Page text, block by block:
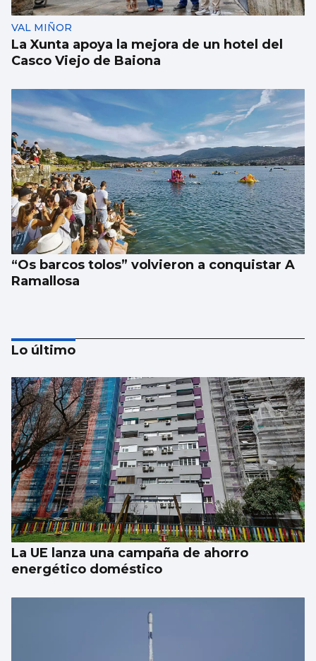
VAL MIÑOR
La Xunta apoya la mejora de un hotel del
Casco Viejo de Baiona
“Os barcos tolos” volvieron a conquistar A
Ramallosa
Baiona galardonará a los impulsores del
Camino da Costa
Lo último
La UE lanza una campaña de ahorro
energético doméstico